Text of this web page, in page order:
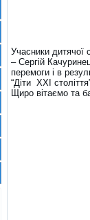
Учасники дитячої
– Сергій
перемоги і в
“Діти ХХІ
Щиро вітаємо та